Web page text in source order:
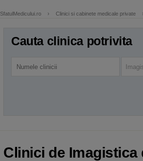
SfatulMedicului.ro › Clinici si cabinete medicale private
Cauta clinica potrivita
Clinici de Imagistica